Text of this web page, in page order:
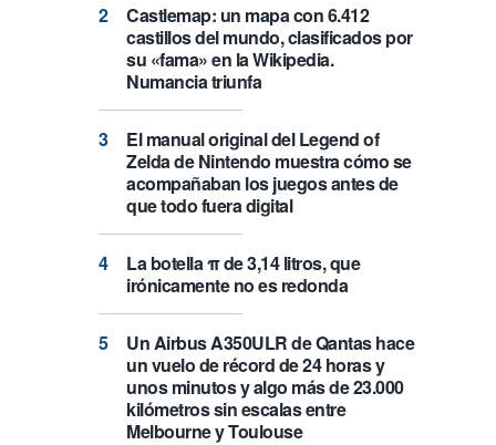
Castlemap: un mapa con 6.412
castillos del mundo, clasificados por
su «fama» en la Wikipedia.
Numancia triunfa
El manual original del Legend of
Zelda de Nintendo muestra cómo se
acompañaban los juegos antes de
que todo fuera digital
La botella π de 3,14 litros, que
irónicamente no es redonda
Un Airbus A350ULR de Qantas hace
un vuelo de récord de 24 horas y
unos minutos y algo más de 23.000
kilómetros sin escalas entre
Melbourne y Toulouse